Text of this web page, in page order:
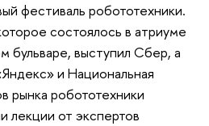
фестиваль робототехники.
состоялось в атриуме
бульваре, выступил Сбер, а
и Национальная
рынка робототехники
лекции от экспертов